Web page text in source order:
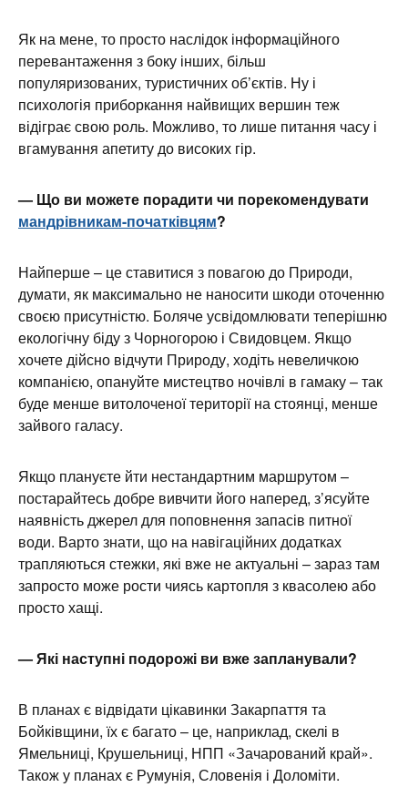
Як на мене, то просто наслідок інформаційного
перевантаження з боку інших, більш
популяризованих, туристичних об’єктів. Ну і
психологія приборкання найвищих вершин теж
відіграє свою роль. Можливо, то лише питання часу і
вгамування апетиту до високих гір.
— Що ви можете порадити чи порекомендувати
мандрівникам-початківцям?
Найперше – це ставитися з повагою до Природи,
думати, як максимально не наносити шкоди оточенню
своєю присутністю. Боляче усвідомлювати теперішню
екологічну біду з Чорногорою і Свидовцем. Якщо
хочете дійсно відчути Природу, ходіть невеличкою
компанією, опануйте мистецтво ночівлі в гамаку – так
буде менше витолоченої території на стоянці, менше
зайвого галасу.
Якщо плануєте йти нестандартним маршрутом –
постарайтесь добре вивчити його наперед, з’ясуйте
наявність джерел для поповнення запасів питної
води. Варто знати, що на навігаційних додатках
трапляються стежки, які вже не актуальні – зараз там
запросто може рости чиясь картопля з квасолею або
просто хащі.
— Які наступні подорожі ви вже запланували?
В планах є відвідати цікавинки Закарпаття та
Бойківщини, їх є багато – це, наприклад, скелі в
Ямельниці, Крушельниці, НПП «Зачарований край».
Також у планах є Румунія, Словенія і Доломіти.